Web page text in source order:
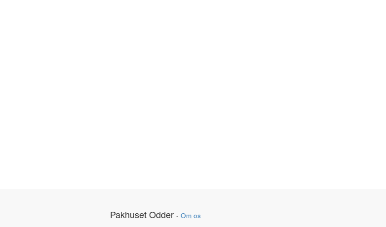
Pakhuset Odder - Om os